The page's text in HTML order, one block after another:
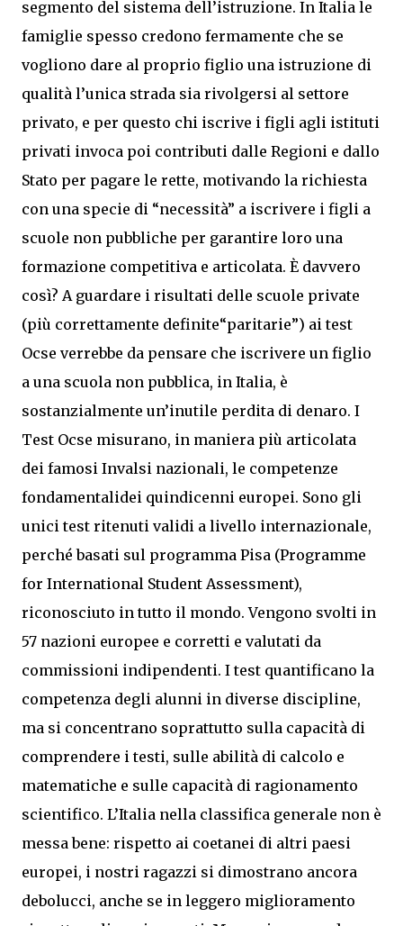
segmento del sistema dell’istruzione. In Italia le
famiglie spesso credono fermamente che se
vogliono dare al proprio figlio una istruzione di
qualità l’unica strada sia rivolgersi al settore
privato, e per questo chi iscrive i figli agli istituti
privati invoca poi contributi dalle Regioni e dallo
Stato per pagare le rette, motivando la richiesta
con una specie di “necessità” a iscrivere i figli a
scuole non pubbliche per garantire loro una
formazione competitiva e articolata. È davvero
così? A guardare i risultati delle scuole private
(più correttamente definite“paritarie”) ai test
Ocse verrebbe da pensare che iscrivere un figlio
a una scuola non pubblica, in Italia, è
sostanzialmente un’inutile perdita di denaro. I
Test Ocse misurano, in maniera più articolata
dei famosi Invalsi nazionali, le competenze
fondamentalidei quindicenni europei. Sono gli
unici test ritenuti validi a livello internazionale,
perché basati sul programma Pisa (Programme
for International Student Assessment),
riconosciuto in tutto il mondo. Vengono svolti in
57 nazioni europee e corretti e valutati da
commissioni indipendenti. I test quantificano la
competenza degli alunni in diverse discipline,
ma si concentrano soprattutto sulla capacità di
comprendere i testi, sulle abilità di calcolo e
matematiche e sulle capacità di ragionamento
scientifico. L’Italia nella classifica generale non è
messa bene: rispetto ai coetanei di altri paesi
europei, i nostri ragazzi si dimostrano ancora
debolucci, anche se in leggero miglioramento